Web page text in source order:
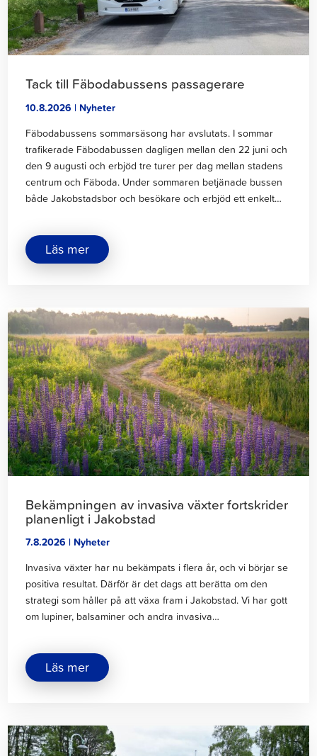
Tack till Fäbodabussens passagerare
10.8.2026 | Nyheter
Fäbodabussens sommarsäsong har avslutats. I sommar
trafikerade Fäbodabussen dagligen mellan den 22 juni och
den 9 augusti och erbjöd tre turer per dag mellan stadens
centrum och Fäboda. Under sommaren betjänade bussen
både Jakobstadsbor och besökare och erbjöd ett enkelt…
Läs merom
"Tack
Klicka
för
att
läsa
artikeln
Bekämpningen av invasiva växter fortskrider
planenligt i Jakobstad
7.8.2026 | Nyheter
Invasiva växter har nu bekämpats i flera år, och vi börjar se
positiva resultat. Därför är det dags att berätta om den
strategi som håller på att växa fram i Jakobstad. Vi har gott
om lupiner, balsaminer och andra invasiva…
Läs merom
"Bekämpningen
fortskrider
planenligt
Klicka
för